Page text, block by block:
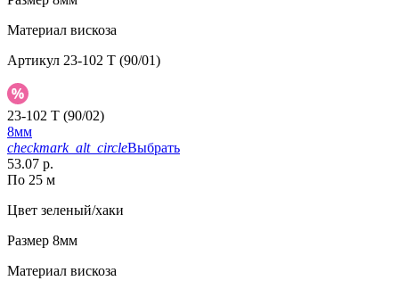
Материал вискоза
Артикул 23-102 T (90/01)
23-102 T (90/02)
8мм
checkmark_alt_circleВыбрать
53.07 р.
По 25 м
Цвет зеленый/хаки
Размер 8мм
Материал вискоза